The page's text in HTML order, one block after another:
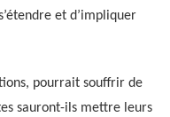
et d’impliquer
pourrait souffrir de
sauront-ils mettre leurs